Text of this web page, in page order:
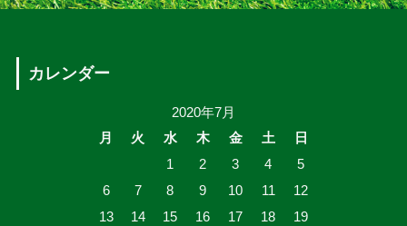
カレンダー
2020年7月
月
火 水 木 金 土
日
1
2 3 4
5
6
7 8 9 10 11
12
13
14 15 16 17 18
19